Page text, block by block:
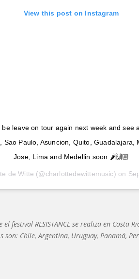
View this post on Instagram
be leave on tour again next week and see
Sao Paulo, Asuncion, Quito, Guadalajara,
Jose, Lima and Medellin soon 🌶🙌🏼
de Witte (@charlottedewittemusic) on
festival RESISTANCE se realiza en Costa
Chile, Argentina, Uruguay, Panamá,